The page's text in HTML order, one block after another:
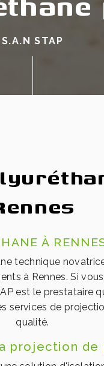
S.A.N STAP
À
technique
à Rennes. Si
est le prestataire
services de
qualité.
projection de